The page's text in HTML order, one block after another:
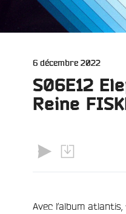
Publié
6 décembre 2022
S06E12
Reine
Avec l’album